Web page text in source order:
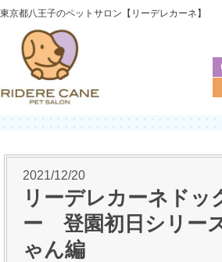
東京都八王子のペットサロン【リーデレカーネ】
2021/12/20
リーデレカーネドッ
ー 登園初日シリー
ゃん編